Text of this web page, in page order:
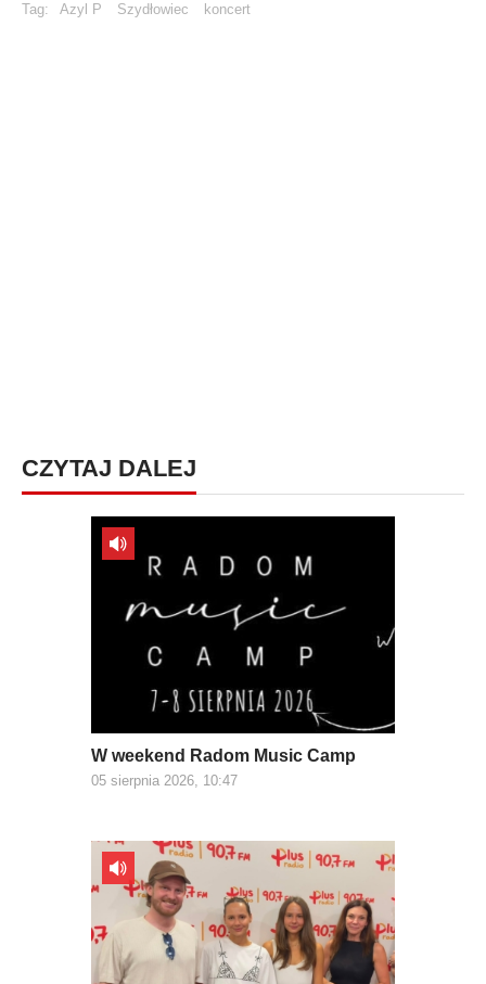
Tag: Azyl P Szydłowiec koncert
CZYTAJ DALEJ
W weekend Radom Music Camp
05 sierpnia 2026, 10:47